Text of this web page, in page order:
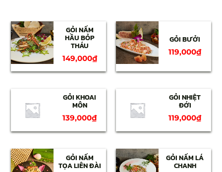
GỎI NẤM
HẦU BỎP
THÁU
149,000₫
GỎI BƯỞI
119,000₫
GỎI KHOAI
MÔN
139,000₫
GỎI NHIỆT
ĐỚI
119,000₫
GỎI NẤM
TỌA LIÊN ĐÀI
GỎI NẤM LÁ
CHANH